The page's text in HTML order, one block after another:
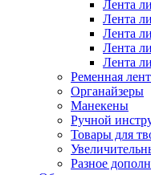
Лента
Лента
Лента
Лента
Лента
Ременная
Органайзеры
Манекены
Ручной
Товары для
Разное